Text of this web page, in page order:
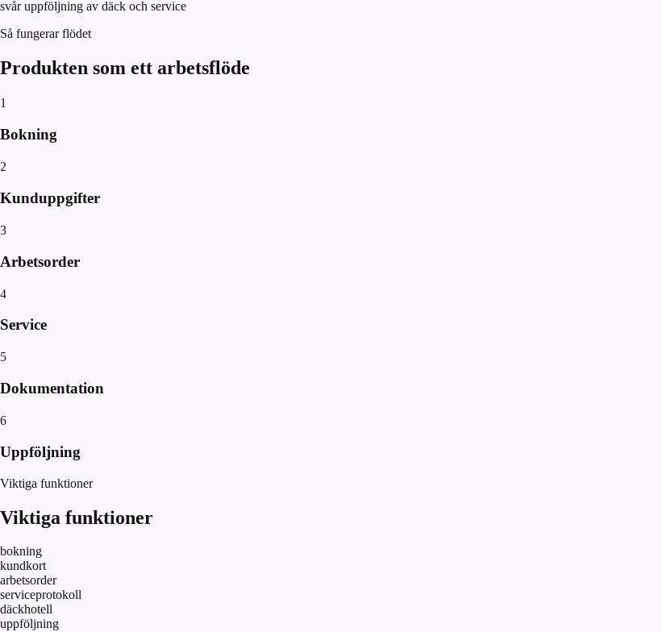
svår uppföljning av däck och service
Så fungerar flödet
Produkten som ett arbetsflöde
1
Bokning
2
Kunduppgifter
3
Arbetsorder
4
Service
5
Dokumentation
6
Uppföljning
Viktiga funktioner
Viktiga funktioner
bokning
kundkort
arbetsorder
serviceprotokoll
däckhotell
uppföljning